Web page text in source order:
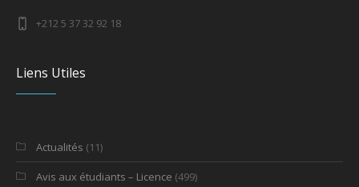
+212 5 37 32 92 18
Liens Utiles
Actualités (11)
Avis aux étudiants – Licence (499)